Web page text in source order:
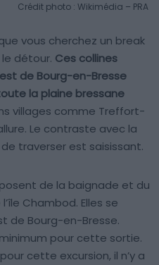
Crédit photo : Wikimédia – PRA
vous cherchez un break
détour. Ces collines
de Bourg-en-Bresse
la plaine bressane
villages comme Treffort-
Le contraste avec la
traverser est saisissant.
de la baignade et du
Chambod. Elles se
de Bourg-en-Bresse.
pour cette sortie.
cette excursion, il n’y a